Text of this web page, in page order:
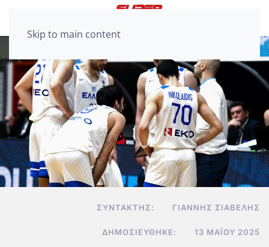
Skip to main content
ΣΥΝΤΆΚΤΗΣ: ΓΙΆΝΝΗΣ ΣΙΑΒΕΛΉΣ
ΔΗΜΟΣΙΕΎΘΗΚΕ: 13 ΜΑΪ́ΟΥ 2025